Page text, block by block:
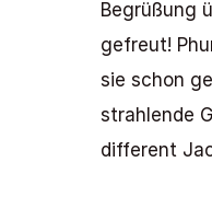
Begrüßung
gefreut!
sie schon
strahlende
different